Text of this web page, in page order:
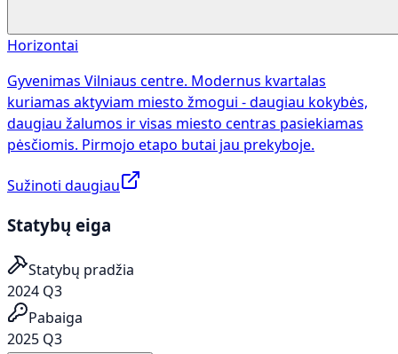
Horizontai
Gyvenimas Vilniaus centre. Modernus kvartalas
kuriamas aktyviam miesto žmogui - daugiau kokybės,
daugiau žalumos ir visas miesto centras pasiekiamas
pėsčiomis. Pirmojo etapo butai jau prekyboje.
Sužinoti daugiau
Statybų eiga
Statybų pradžia
2024 Q3
Pabaiga
2025 Q3